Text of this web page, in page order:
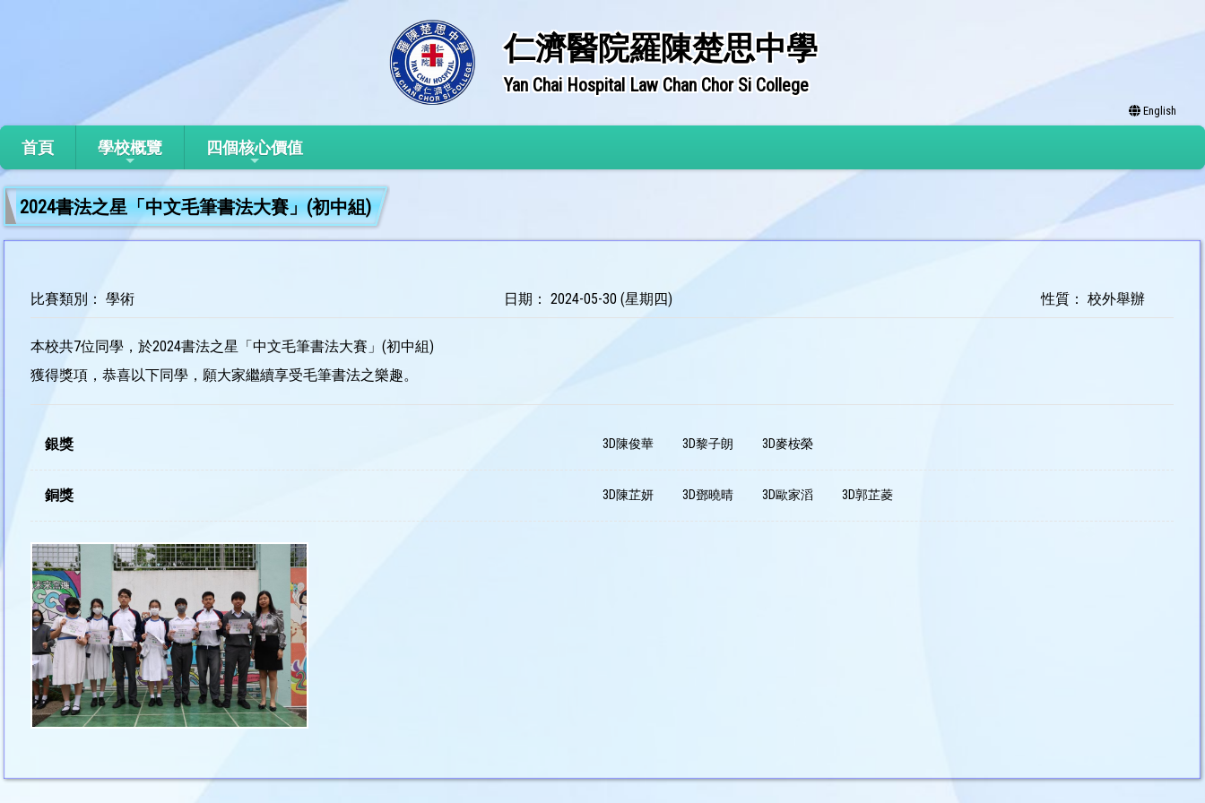
仁濟醫院羅陳楚思中學
Yan Chai Hospital Law Chan Chor Si College
English
首頁 學校概覽 四個核心價值
2024書法之星「中文毛筆書法大賽」(初中組)
比賽類別： 學術 日期： 2024-05-30 (星期四) 性質： 校外舉辦
本校共7位同學，於2024書法之星「中文毛筆書法大賽」(初中組)
獲得獎項，恭喜以下同學，願大家繼續享受毛筆書法之樂趣。
銀獎 3D陳俊華 3D黎子朗 3D麥桉榮
銅獎 3D陳芷妍 3D鄧曉晴 3D歐家滔 3D郭芷菱